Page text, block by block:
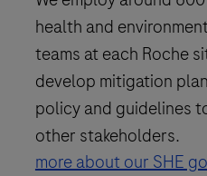
health and
teams at each Roche
develop mitigation
policy and guidelines
other stakeholders.
more about our SHE